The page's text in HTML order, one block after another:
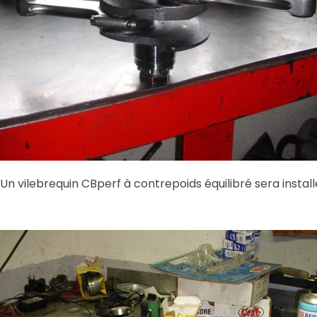
Un vilebrequin CBperf à contrepoids équilibré sera